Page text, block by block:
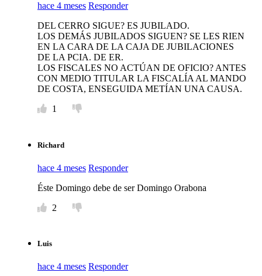
hace 4 meses Responder
DEL CERRO SIGUE? ES JUBILADO.
LOS DEMÁS JUBILADOS SIGUEN? SE LES RIEN
EN LA CARA DE LA CAJA DE JUBILACIONES
DE LA PCIA. DE ER.
LOS FISCALES NO ACTÚAN DE OFICIO? ANTES
CON MEDIO TITULAR LA FISCALÍA AL MANDO
DE COSTA, ENSEGUIDA METÍAN UNA CAUSA.
1
Richard
hace 4 meses Responder
Éste Domingo debe de ser Domingo Orabona
2
Luis
hace 4 meses Responder